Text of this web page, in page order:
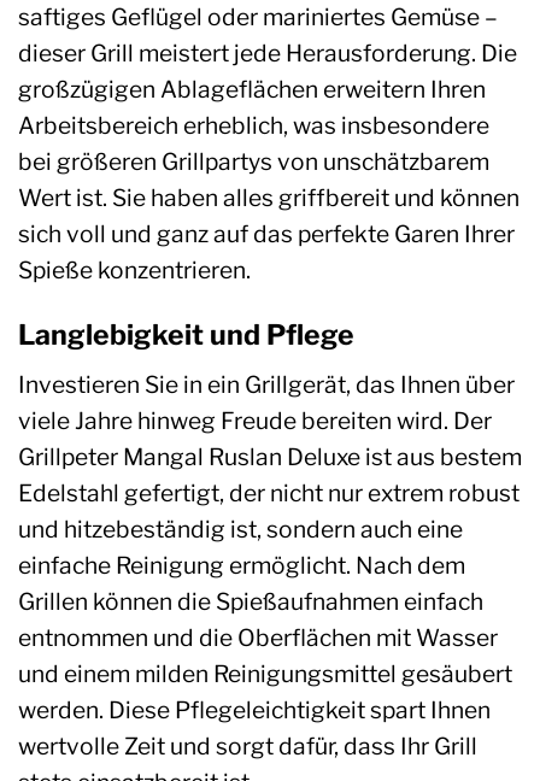
saftiges Geflügel oder mariniertes Gemüse –
dieser Grill meistert jede Herausforderung. Die
großzügigen Ablageflächen erweitern Ihren
Arbeitsbereich erheblich, was insbesondere
bei größeren Grillpartys von unschätzbarem
Wert ist. Sie haben alles griffbereit und können
sich voll und ganz auf das perfekte Garen Ihrer
Spieße konzentrieren.
Langlebigkeit und Pflege
Investieren Sie in ein Grillgerät, das Ihnen über
viele Jahre hinweg Freude bereiten wird. Der
Grillpeter Mangal Ruslan Deluxe ist aus bestem
Edelstahl gefertigt, der nicht nur extrem robust
und hitzebeständig ist, sondern auch eine
einfache Reinigung ermöglicht. Nach dem
Grillen können die Spießaufnahmen einfach
entnommen und die Oberflächen mit Wasser
und einem milden Reinigungsmittel gesäubert
werden. Diese Pflegeleichtigkeit spart Ihnen
wertvolle Zeit und sorgt dafür, dass Ihr Grill